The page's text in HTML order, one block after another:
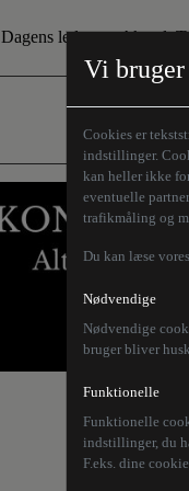
Vi
Cookies er
indstillinger.
kan heller ikke
eventuelle
trafikmåling og
Du kan læse
Nødvendige
Nødvendige
bruger bliver
Funktionelle
Funktionelle
indstillinger, du
F.eks. dine
Dagens leder Aktuelt
Den